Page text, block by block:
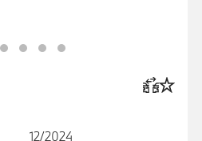
12/2024